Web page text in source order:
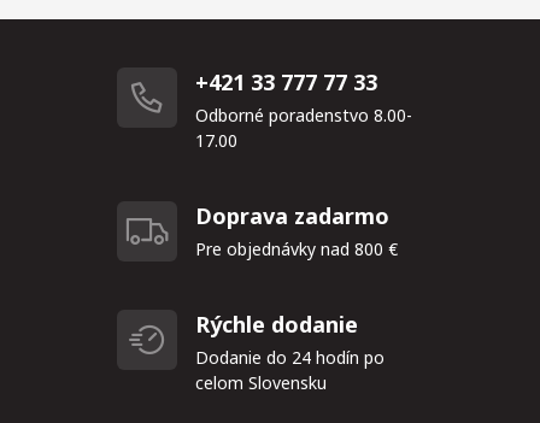
+421 33 777 77 33
Odborné poradenstvo 8.00-
17.00
Doprava zadarmo
Pre objednávky nad 800 €
Rýchle dodanie
Dodanie do 24 hodín po
celom Slovensku